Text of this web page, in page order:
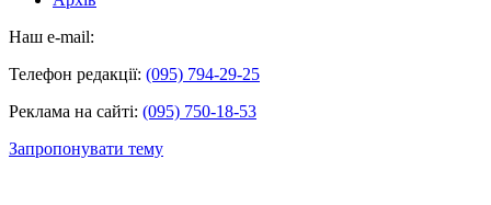
Наш e-mail:
Телефон редакції: (095) 794-29-25
Реклама на сайті: (095) 750-18-53
Запропонувати тему